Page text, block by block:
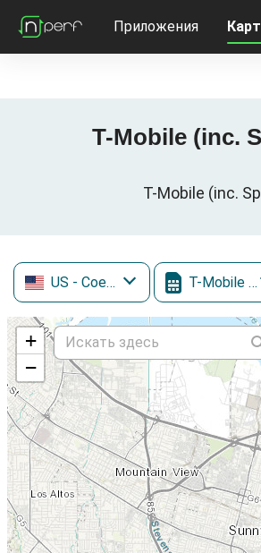
Приложения
T-Mobile (inc.
T-Mobile (inc.
US - Соединенные Штаты T-Mobile (inc. Sprint)
+
−